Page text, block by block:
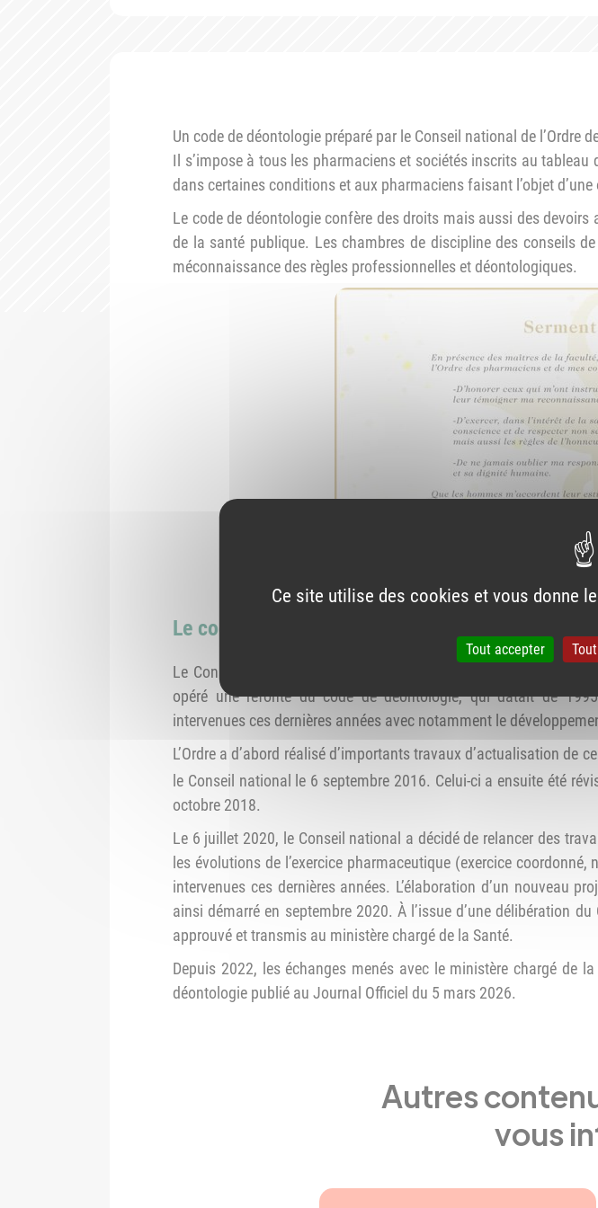
Un code de déontologie préparé par le Conseil national de l’Ordre
Il s’impose à tous les pharmaciens et sociétés inscrits au
dans certaines conditions et aux pharmaciens faisant l’objet
Le code de déontologie confère des droits mais aussi des
de la santé publique. Les chambres de discipline des conseils
méconnaissance des règles professionnelles et déontologiques.
Le code de déontologie peut-il évoluer ?
Le Conseil national, chargé par le législateur de préparer un
opéré une refonte du code de déontologie, qui datait de
intervenues ces dernières années avec notamment le
L’Ordre a d’abord réalisé d’importants travaux d’actualisation de
le Conseil national le 6 septembre 2016. Celui-ci a ensuite été
octobre 2018.
Le 6 juillet 2020, le Conseil national a décidé de relancer des
les évolutions de l’exercice pharmaceutique (exercice
intervenues ces dernières années. L’élaboration d’un nouveau
ainsi démarré en septembre 2020. À l’issue d’une délibération
approuvé et transmis au ministère chargé de la Santé.
Depuis 2022, les échanges menés avec le ministère chargé de
déontologie publié au Journal Officiel du 5 mars 2026.
Autres
vous
Ce site utilise des cookies et vous donne
Tout accepter